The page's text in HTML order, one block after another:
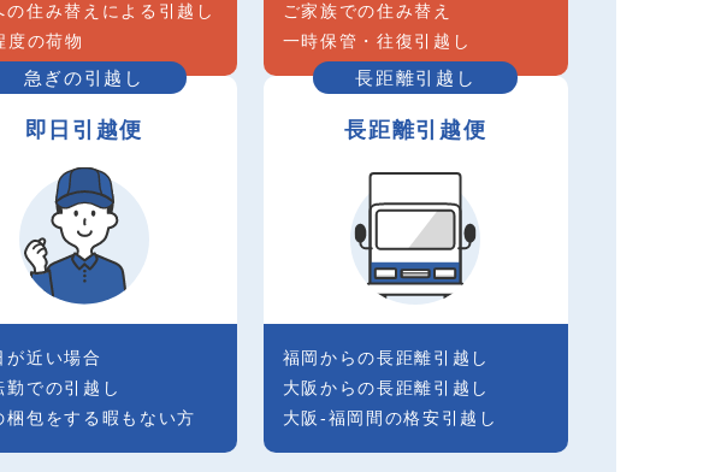
の住み替えによる引越し
度の荷物
ご家族での住み替え
一時保管・往復引越し
急ぎの引越し
即日引越便
が近い場合
勤での引越し
梱包をする暇もない方
長距離引越し
長距離引越便
福岡からの長距離引越し
大阪からの長距離引越し
大阪-福岡間の格安引越し